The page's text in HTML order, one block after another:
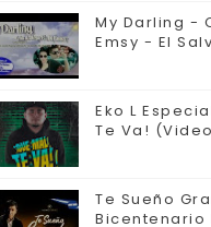
My Darling -
Emsy - El
Eko L
Te Va!
Te Sueño
Bicentenario